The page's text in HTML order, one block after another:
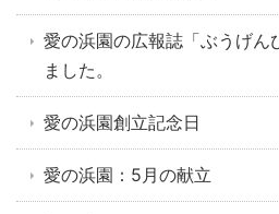
愛の浜園の広報誌「ぶうげん
ました。
愛の浜園創立記念日
愛の浜園：5月の献立